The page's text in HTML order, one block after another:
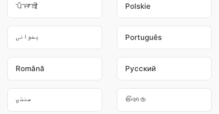
ਪੰਜਾਬੀ Polskie
پخوانی Português
Română Pусский
سنڌي සිංහල